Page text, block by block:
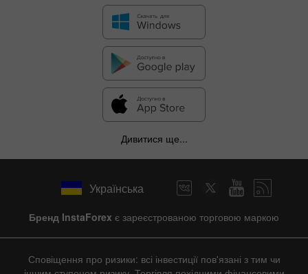
Дивитися ще...
Українська
Бренд InstaForex є зареєстрованою торговою маркою
Сповіщення про ризики: всі інвестиції пов'язані з тим чи